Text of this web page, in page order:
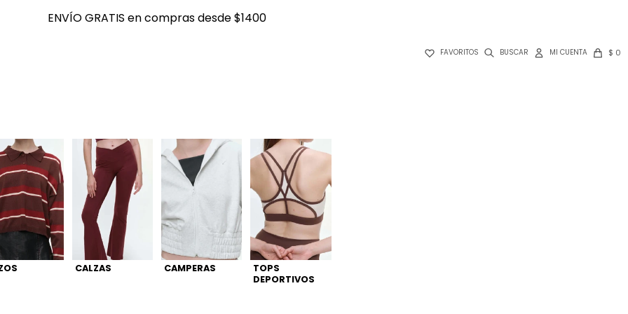
ENVÍO GRATIS en compras desde $1400
 FAVORITOS $ 0
ENVÍO GRATIS en compras desde $1400
CALZAS CAMPERAS
TOPS
DEPORTIVOS